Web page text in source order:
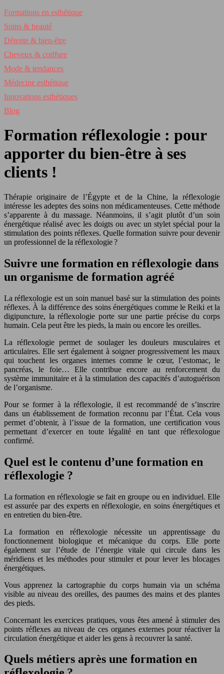
Formations en esthétique
Soins & beauté
Détente & bien-être
Cheveux & coiffure
Mode & tendances
Médecine esthétique
Innovations esthétiques
Blog
Formation réflexologie : pour
apporter du bien-être à ses
clients !
Thérapie originaire de l’Égypte et de la Chine, la réflexologie
intéresse les adeptes des soins non médicamenteuses. Cette méthode
s’apparente à du massage. Néanmoins, il s’agit plutôt d’un soin
énergétique réalisé avec les doigts ou avec un stylet spécial pour la
stimulation des points réflexes. Quelle formation suivre pour devenir
un professionnel de la réflexologie ?
Suivre une formation en réflexologie dans
un organisme de formation agréé
La réflexologie est un soin manuel basé sur la stimulation des points
réflexes. À la différence des soins énergétiques comme le Reiki et la
digipuncture, la réflexologie porte sur une partie précise du corps
humain. Cela peut être les pieds, la main ou encore les oreilles.
La réflexologie permet de soulager les douleurs musculaires et
articulaires. Elle sert également à soigner progressivement les maux
qui touchent les organes internes comme le cœur, l’estomac, le
pancréas, le foie… Elle contribue encore au renforcement du
système immunitaire et à la stimulation des capacités d’autoguérison
de l’organisme.
Pour se former à la réflexologie, il est recommandé de s’inscrire
dans un établissement de formation reconnu par l’État. Cela vous
permet d’obtenir, à l’issue de la formation, une certification vous
permettant d’exercer en toute légalité en tant que réflexologue
confirmé.
Quel est le contenu d’une formation en
réflexologie ?
La formation en réflexologie se fait en groupe ou en individuel. Elle
est assurée par des experts en réflexologie, en soins énergétiques et
en entretien du bien-être.
La formation en réflexologie nécessite un apprentissage du
fonctionnement biologique et mécanique du corps. Elle porte
également sur l’étude de l’énergie vitale qui circule dans les
méridiens et les méthodes pour stimuler et pour lever les blocages
énergétiques.
Vous apprenez la cartographie du corps humain via un schéma
visible au niveau des oreilles, des paumes des mains et des plantes
des pieds.
Concernant les exercices pratiques, vous êtes amené à stimuler des
points réflexes au niveau de ces organes externes pour réactiver la
circulation énergétique et aider les gens à recouvrer la santé.
Quels métiers après une formation en